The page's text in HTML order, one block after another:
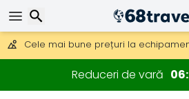
DHL Express peste noapte, de
30 zile pentru retur, 90 zile pentru
Cele mai bune prețuri la
Reduceri de vară 06
Căutare